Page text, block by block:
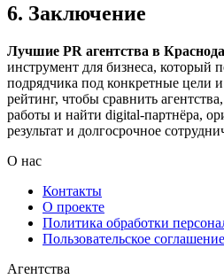
6. Заключение
Лучшие PR агентства в
инструмент для бизнеса, который
подрядчика под конкретные цели
рейтинг, чтобы сравнить
работы и найти digital-партнёра,
результат и долгосрочное
О нас
Контакты
О проекте
Политика обработки
Пользовательское соглашение
Агентства